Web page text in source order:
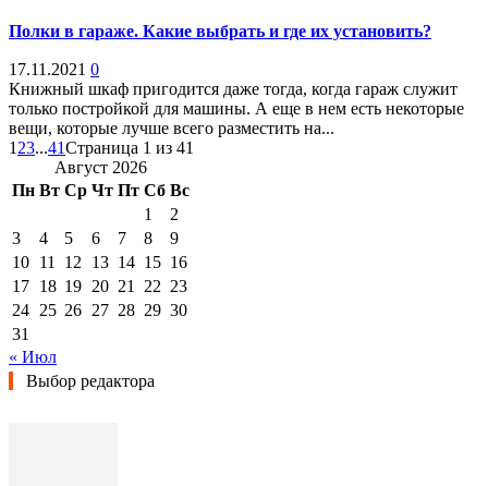
Полки в гараже. Какие выбрать и где их установить?
17.11.2021 0
Книжный шкаф пригодится даже тогда, когда гараж служит
только постройкой для машины. А еще в нем есть некоторые
вещи, которые лучше всего разместить на...
1 23...41Страница 1 из 41
Август 2026
Пн Вт Ср Чт Пт Сб Вс
1
2
3
4 5 6 7 8
9
10 11 12 13 14 15 16
17 18 19 20 21 22 23
24 25 26 27 28 29 30
31
« Июл
Выбор редактора